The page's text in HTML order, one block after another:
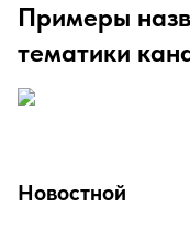
Примеры
тематики
Новостной